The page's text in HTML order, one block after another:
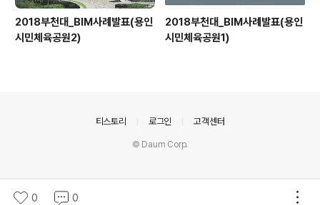
2018부천대_BIM사례발표(용인
시민체육공원2)
2018부천대_BIM사례발표(용인
시민체육공원1)
0 0
티스토리 로그인 고객센터
© Daum Corp.